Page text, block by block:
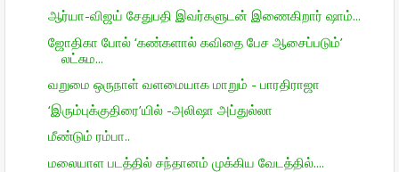
ஆர்யா-விஜய் சேதுபதி இவர்களுடன் இணைகிறார் ஷாம்...
ஜோதிகா போல் ‘கண்களால் கவிதை பேச ஆசைப்படும்’
லட்சும...
வறுமை ஒருநாள் வளமையாக மாறும் - பாரதிராஜா
‘இரும்புக்குதிரை’யில் -அலிஷா அப்துல்லா
மீண்டும் ரம்பா..
மலையாள படத்தில் சந்தானம் முக்கிய வேடத்தில்....